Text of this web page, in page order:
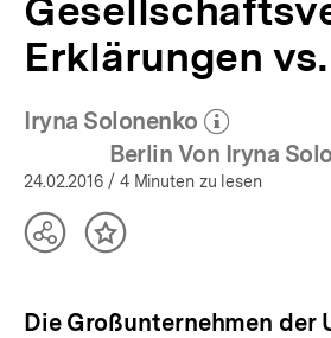
bpb.de
Erklärungen
Iryna Solonenko
(Mehr zum Autor)
öffnen
Berlin Von Iryna
24.02.2016 / 4 Minuten zu lesen
TeilenInhalt
Die Großunternehmen der